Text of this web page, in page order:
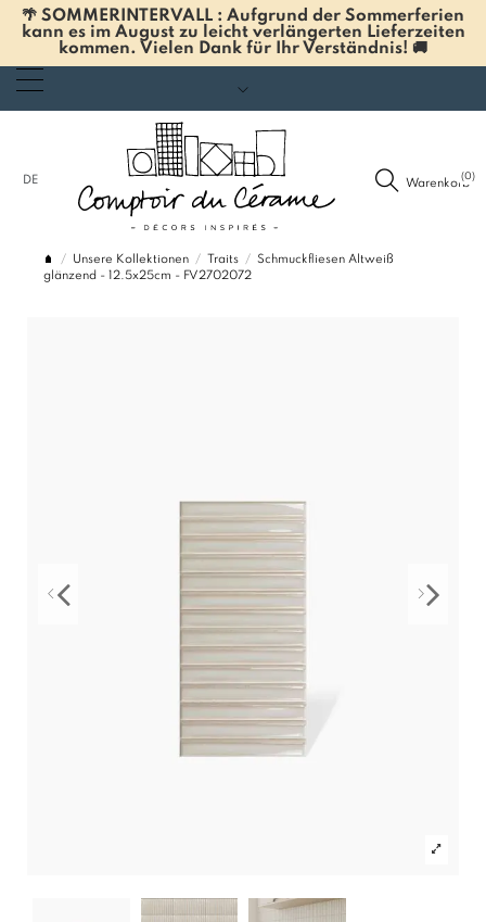
🌴 SOMMERINTERVALL : Aufgrund der Sommerferien
kann es im August zu leicht verlängerten Lieferzeiten
kommen. Vielen Dank für Ihr Verständnis! 🚚
DE Warenkorb
(0)
Unsere Kollektionen Traits
Schmuckfliesen Altweiß
glänzend - 12.5x25cm - FV2702072